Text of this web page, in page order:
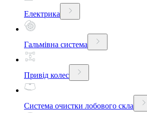
Електрика
Гальмівна система
Привід колес
Система очистки лобового скла